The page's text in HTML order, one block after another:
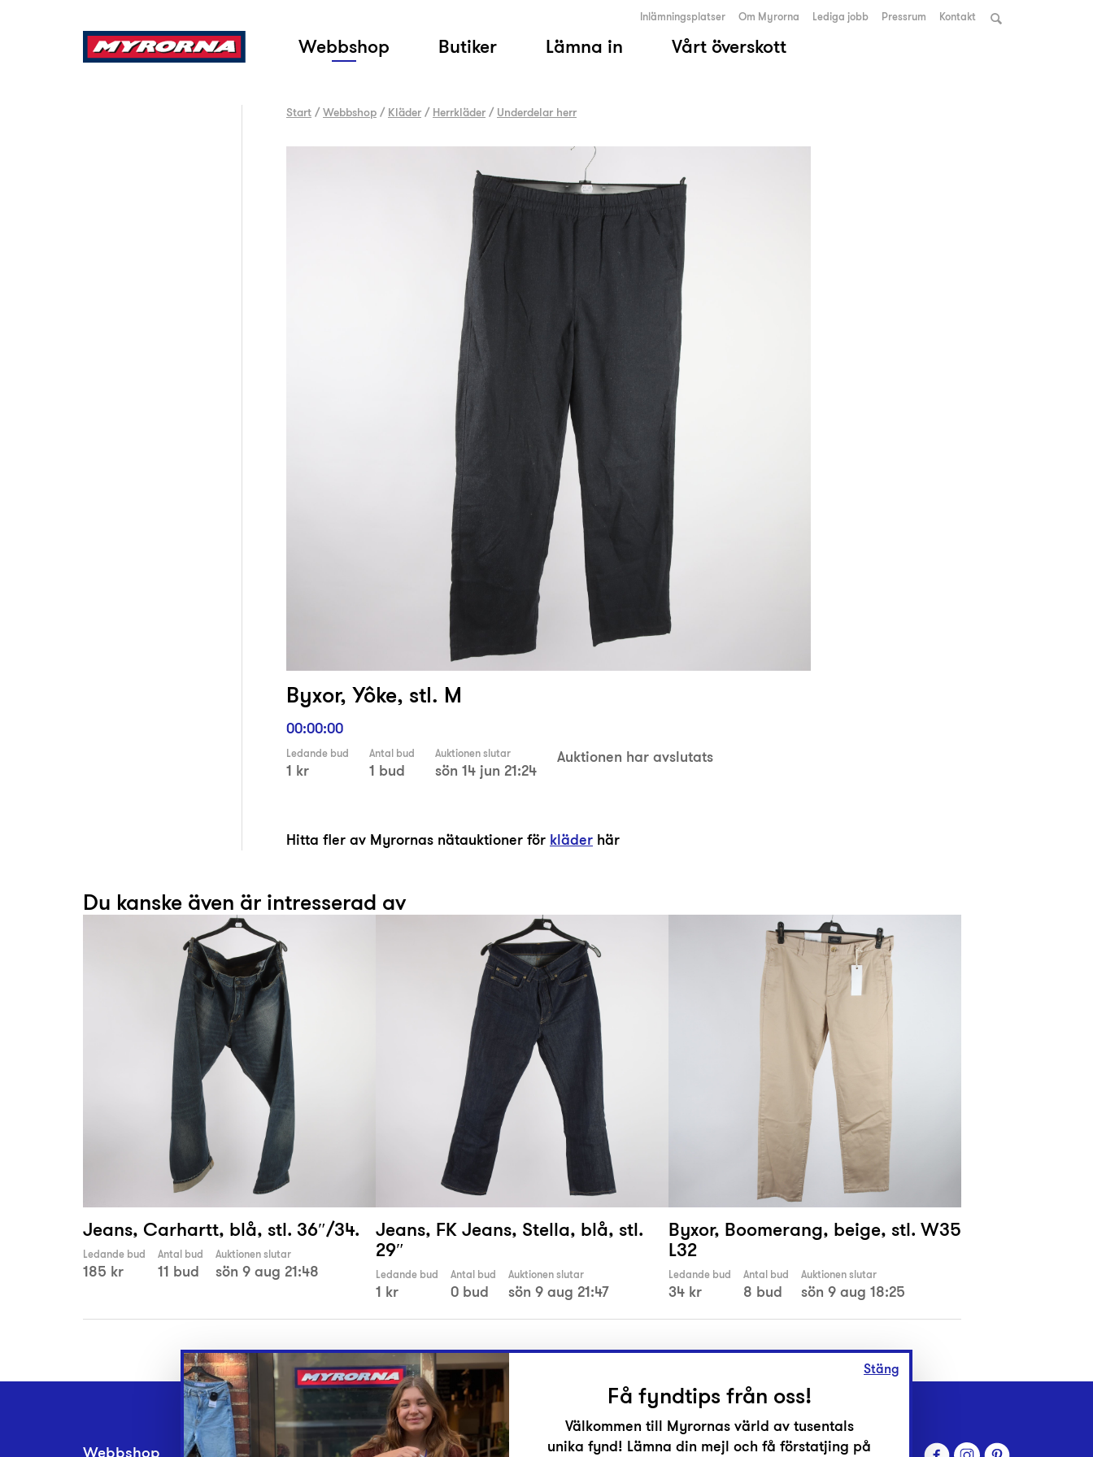
Webbshop Butiker Lämna in Vårt överskott
Inlämningsplatser Om Myrorna Lediga jobb Pressrum Kontakt
Start /Webbshop / Kläder / Herrkläder / Underdelar herr
Byxor, Yôke, stl. M
00:00:00
Ledande bud
1 kr
Antal bud
1 bud
Auktionen slutar
sön 14 jun 21:24
Auktionen har avslutats
Hitta fler av Myrornas nätauktioner för kläder här
Du kanske även är intresserad av
Jeans, Carhartt, blå, stl. 36″/34.
Ledande bud
185 kr
Antal bud
11 bud
Auktionen slutar
sön 9 aug 21:48
Jeans, FK Jeans, Stella, blå, stl.
29″
Ledande bud
1 kr
Antal bud
0 bud
Auktionen slutar
sön 9 aug 21:47
Byxor, Boomerang, beige, stl. W35
L32
Ledande bud
34 kr
Antal bud
8 bud
Auktionen slutar
sön 9 aug 18:25
Stäng
Få fyndtips från oss!
Välkommen till Myrornas värld av tusentals
unika fynd! Lämna din mejl och få förstatjing på